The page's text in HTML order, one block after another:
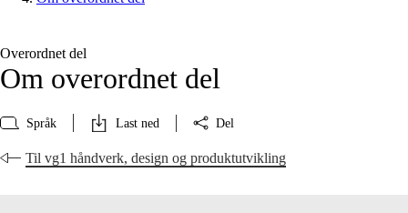
Overordnet del
Om overordnet del
Språk Last ned Del
Til vg1 håndverk, design og produktutvikling